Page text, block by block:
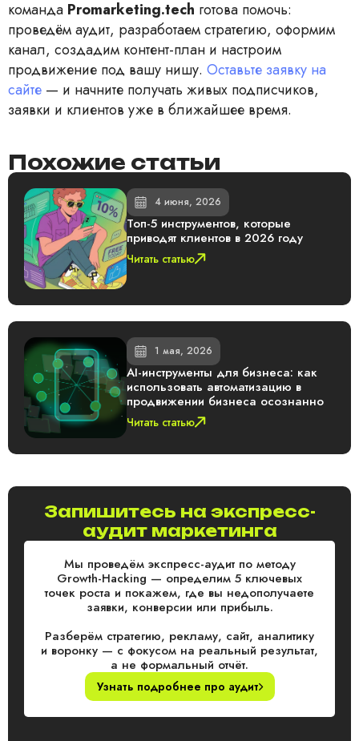
команда Promarketing.tech готова помочь:
проведём аудит, разработаем стратегию, оформим
канал, создадим контент-план и настроим
продвижение под вашу нишу. Оставьте заявку на
сайте — и начните получать живых подписчиков,
заявки и клиентов уже в ближайшее время.
Похожие статьи
4 июня, 2026
Топ-5 инструментов, которые
приводят клиентов в 2026 году
Читать статью
1 мая, 2026
AI-инструменты для бизнеса: как
использовать автоматизацию в
продвижении бизнеса осознанно
Читать статью
Запишитесь на экспресс-
аудит маркетинга
Мы проведём экспресс-аудит по методу
Growth-Hacking — определим 5 ключевых
точек роста и покажем, где вы недополучаете
заявки, конверсии или прибыль.
Разберём стратегию, рекламу, сайт, аналитику
и воронку — с фокусом на реальный результат,
а не формальный отчёт.
Узнать подробнее про аудит